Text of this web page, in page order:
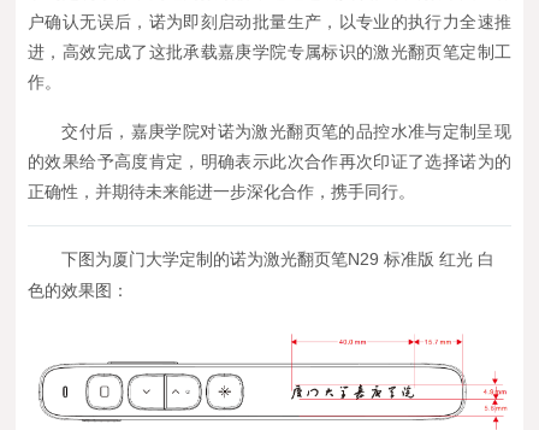
户确认无误后，诺为即刻启动批量生产，以专业的执行力全速推
进，高效完成了这批承载嘉庚学院专属标识的激光翻页笔定制工
作。
交付后，嘉庚学院对诺为激光翻页笔的品控水准与定制呈现
的效果给予高度肯定，明确表示此次合作再次印证了选择诺为的
正确性，并期待未来能进一步深化合作，携手同行。
下图为厦门大学定制的诺为激光翻页笔N29 标准版 红光 白
色的效果图：